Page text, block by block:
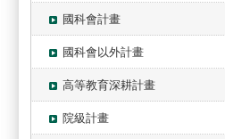
國科會計畫
國科會以外計畫
高等教育深耕計畫
院級計畫